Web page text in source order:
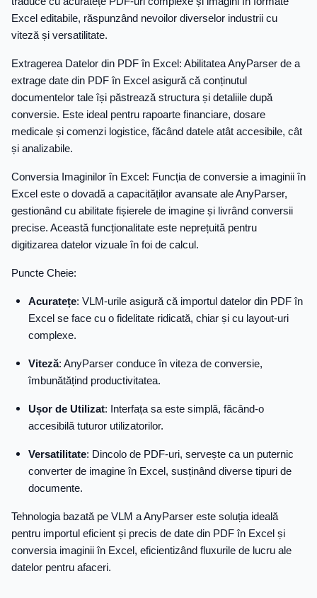
Excel editabile, răspunzând nevoilor diverselor industrii cu
viteză și versatilitate.
Extragerea Datelor din PDF în Excel: Abilitatea AnyParser de a
extrage date din PDF în Excel asigură că conținutul
documentelor tale își păstrează structura și detaliile după
conversie. Este ideal pentru rapoarte financiare, dosare
medicale și comenzi logistice, făcând datele atât accesibile, cât
și analizabile.
Conversia Imaginilor în Excel: Funcția de conversie a imaginii în
Excel este o dovadă a capacităților avansate ale AnyParser,
gestionând cu abilitate fișierele de imagine și livrând conversii
precise. Această funcționalitate este neprețuită pentru
digitizarea datelor vizuale în foi de calcul.
Puncte Cheie:
Acuratețe: VLM-urile asigură că importul datelor din PDF în
Excel se face cu o fidelitate ridicată, chiar și cu layout-uri
complexe.
Viteză: AnyParser conduce în viteza de conversie,
îmbunătățind productivitatea.
Ușor de Utilizat: Interfața sa este simplă, făcând-o
accesibilă tuturor utilizatorilor.
Versatilitate: Dincolo de PDF-uri, servește ca un puternic
converter de imagine în Excel, susținând diverse tipuri de
documente.
Tehnologia bazată pe VLM a AnyParser este soluția ideală
pentru importul eficient și precis de date din PDF în Excel și
conversia imaginii în Excel, eficientizând fluxurile de lucru ale
datelor pentru afaceri.